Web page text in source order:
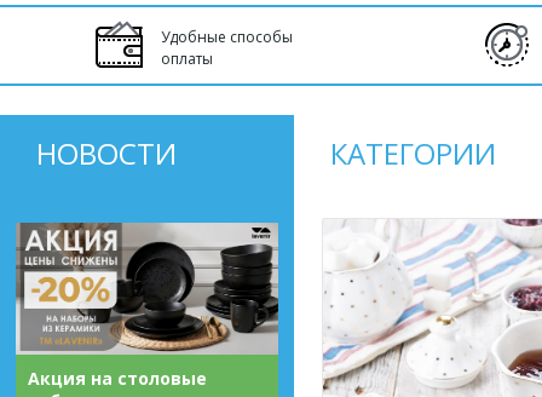
Удобные способы
оплаты
НОВОСТИ
Акция на столовые
КАТЕГОРИИ